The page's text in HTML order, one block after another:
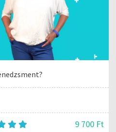
9 700 Ft